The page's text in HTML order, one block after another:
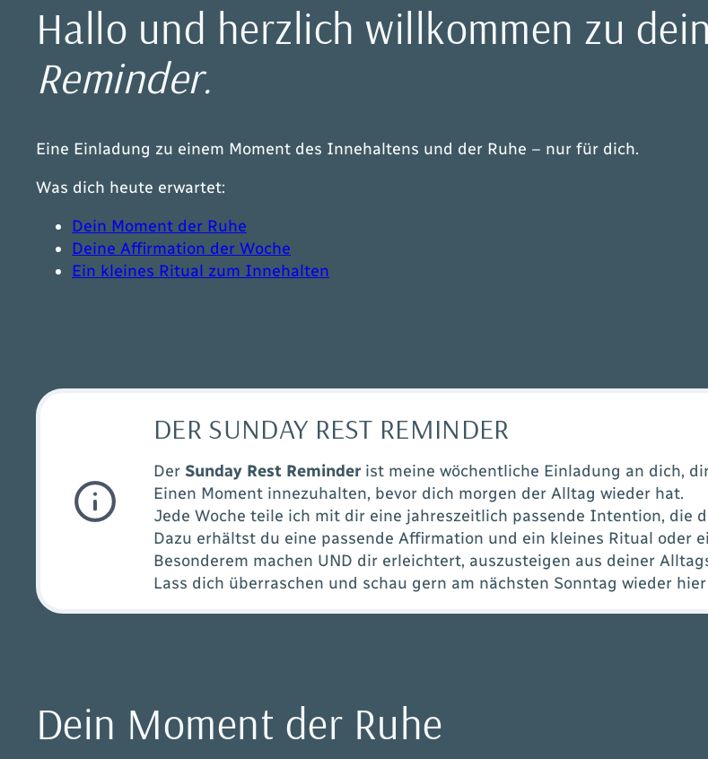
Hallo und herzlich willkommen zu
Reminder.
Eine Einladung zu einem Moment des Innehaltens und der Ruhe – nur für dich.
Was dich heute erwartet:
Dein Moment der Ruhe
Deine Affirmation der Woche
Ein kleines Ritual zum Innehalten
DER SUNDAY REST REMINDER
Der Sunday Rest Reminder ist meine wöchentliche Einladung an dich,
Einen Moment innezuhalten, bevor dich morgen der Alltag wieder hat.
Jede Woche teile ich mit dir eine jahreszeitlich passende Intention, die
Dazu erhältst du eine passende Affirmation und ein kleines Ritual oder
Besonderem machen UND dir erleichtert, auszusteigen aus deiner
Lass dich überraschen und schau gern am nächsten Sonntag wieder
Dein Moment der Ruhe